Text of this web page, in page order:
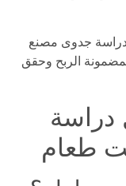
جدوى مصنع
الربح وحقق
دراسة
طعام